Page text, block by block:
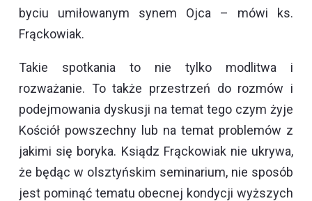
byciu umiłowanym synem Ojca – mówi ks.
Frąckowiak.
Takie spotkania to nie tylko modlitwa i
rozważanie. To także przestrzeń do rozmów i
podejmowania dyskusji na temat tego czym żyje
Kościół powszechny lub na temat problemów z
jakimi się boryka. Ksiądz Frąckowiak nie ukrywa,
że będąc w olsztyńskim seminarium, nie sposób
jest pominąć tematu obecnej kondycji wyższych